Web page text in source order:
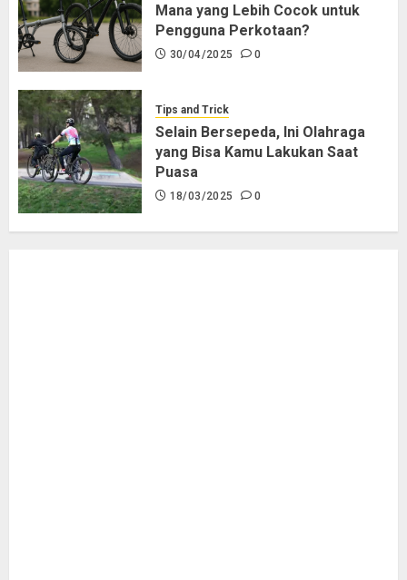
Mana yang Lebih Cocok untuk
Pengguna Perkotaan?
30/04/2025 0
Tips and Trick
Selain Bersepeda, Ini Olahraga
yang Bisa Kamu Lakukan Saat
Puasa
18/03/2025 0